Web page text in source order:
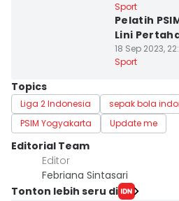
Sport
Pelatih
Lini
18 Sep 2023,
Sport
Topics
Liga 2 Indonesia
sepak bola
PSIM Yogyakarta
Update me
Editorial Team
Editor
Febriana Sintasari
Tonton lebih seru di